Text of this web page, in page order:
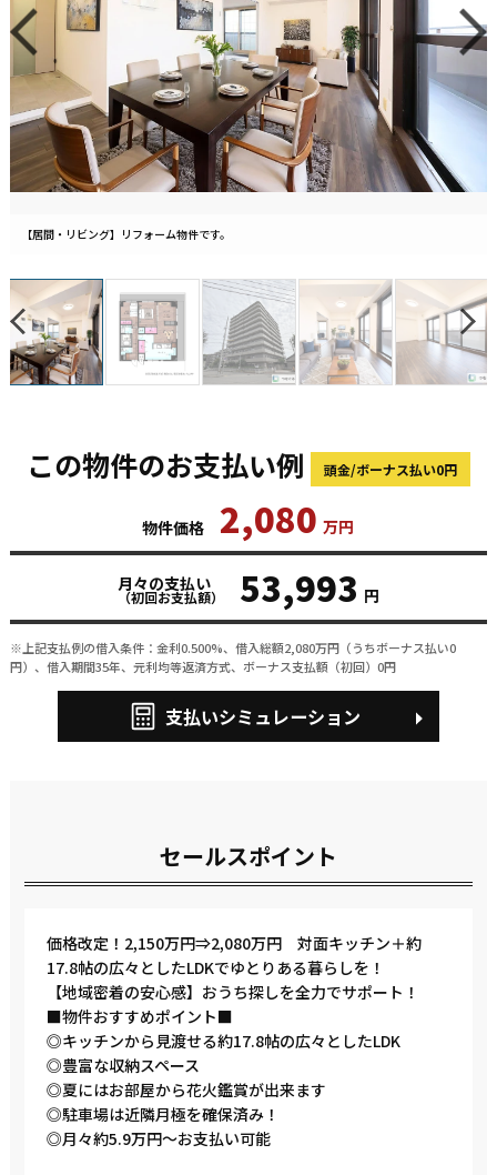
【居間・リビング】リフォーム物件です。
この物件のお支払い例 頭金/ボーナス払い0円
物件価格 2,080 万円
月々の支払い
（初回お支払額） 53,993 円
※上記支払例の借入条件：金利0.500%、借入総額2,080万円（うちボーナス払い0
円）、借入期間35年、元利均等返済方式、ボーナス支払額（初回）0円
支払いシミュレーション
セールスポイント
価格改定！2,150万円⇒2,080万円 対面キッチン＋約
17.8帖の広々としたLDKでゆとりある暮らしを！
【地域密着の安心感】おうち探しを全力でサポート！
■物件おすすめポイント■
◎キッチンから見渡せる約17.8帖の広々としたLDK
◎豊富な収納スペース
◎夏にはお部屋から花火鑑賞が出来ます
◎駐車場は近隣月極を確保済み！
◎月々約5.9万円～お支払い可能